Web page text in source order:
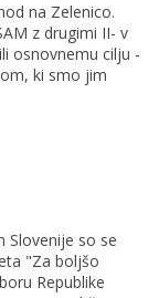
na Zelenico.
z drugimi II- v
osnovnemu cilju -
ki smo jim
Slovenije so se
"Za boljšo
Republike